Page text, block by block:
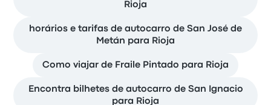
Rioja
horários e tarifas de autocarro de San José de
Metán para Rioja
Como viajar de Fraile Pintado para Rioja
Encontra bilhetes de autocarro de San Ignacio
para Rioja